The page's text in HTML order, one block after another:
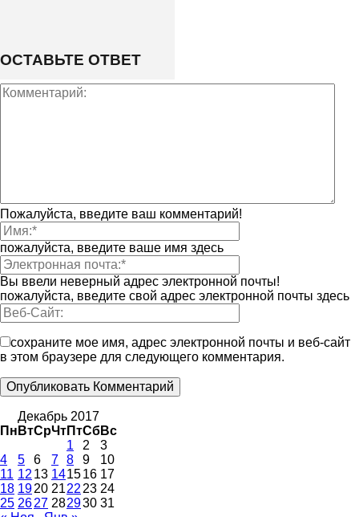
ОСТАВЬТЕ ОТВЕТ
Пожалуйста, введите ваш комментарий!
пожалуйста, введите ваше имя здесь
Вы ввели неверный адрес электронной почты!
пожалуйста, введите свой адрес электронной почты здесь
сохраните мое имя, адрес электронной почты и веб-сайт
в этом браузере для следующего комментария.
Декабрь 2017
Пн ВтСрЧтПтСбВс
1
2
3
4
5 6 7 8 9
10
11 12 13 141516 17
18 1920 2122 23 24
25 2627 282930 31